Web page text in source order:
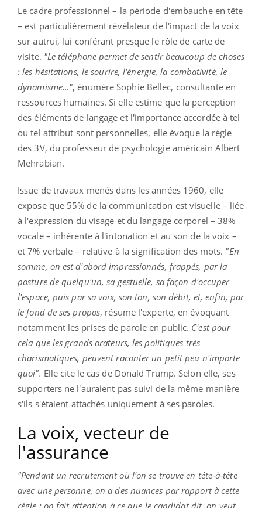
Le cadre professionnel – la période d'embauche en tête
– est particulièrement révélateur de l'impact de la voix
sur autrui, lui conférant presque le rôle de carte de
visite. "Le téléphone permet de sentir beaucoup de choses
: les hésitations, le sourire, l'énergie, la combativité, le
dynamisme…", énumère Sophie Bellec, consultante en
ressources humaines. Si elle estime que la perception
des éléments de langage et l'importance accordée à tel
ou tel attribut sont personnelles, elle évoque la règle
des 3V, du professeur de psychologie américain Albert
Mehrabian.
Issue de travaux menés dans les années 1960, elle
expose que 55% de la communication est visuelle – liée
à l'expression du visage et du langage corporel – 38%
vocale – inhérente à l'intonation et au son de la voix –
et 7% verbale – relative à la signification des mots. "En
somme, on est d'abord impressionnés, frappés, par la
posture de quelqu'un, sa gestuelle, sa façon d'occuper
l'espace, puis par sa voix, son ton, son débit, et, enfin, par
le fond de ses propos, résume l'experte, en évoquant
notamment les prises de parole en public. C'est pour
cela que les grands orateurs, les politiques très
charismatiques, peuvent raconter un petit peu n'importe
quoi". Elle cite le cas de Donald Trump. Selon elle, ses
supporters ne l'auraient pas suivi de la même manière
s'ils s'étaient attachés uniquement à ses paroles.
La voix, vecteur de
l'assurance
"Pendant un recrutement où l'on se trouve en tête-à-tête
avec une personne, on a des nuances par rapport à cette
règle : on fait attention à ce que le candidat dit, on veut